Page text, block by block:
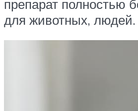
препарат полностью
для животных, людей.